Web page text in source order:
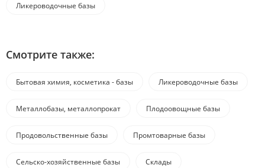
Ликероводочные базы
Смотрите также:
Бытовая химия, косметика - базы Ликероводочные базы
Металлобазы, металлопрокат Плодоовощные базы
Продовольственные базы Промтоварные базы
Сельско-хозяйственные базы Склады